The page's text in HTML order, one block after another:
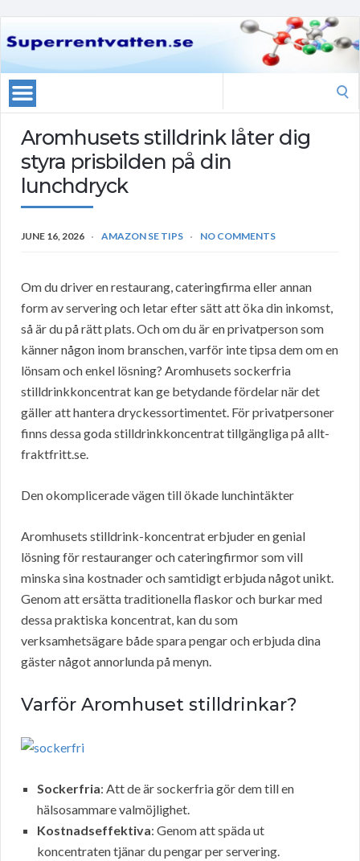
Aromhusets stilldrink låter dig
styra prisbilden på din
lunchdryck
JUNE 16, 2026 AMAZON SE TIPS NO COMMENTS
Om du driver en restaurang, cateringfirma eller annan
form av servering och letar efter sätt att öka din inkomst,
så är du på rätt plats. Och om du är en privatperson som
känner någon inom branschen, varför inte tipsa dem om en
lönsam och enkel lösning? Aromhusets sockerfria
stilldrinkkoncentrat kan ge betydande fördelar när det
gäller att hantera dryckessortimentet. För privatpersoner
finns dessa goda stilldrinkkoncentrat tillgängliga på allt-
fraktfritt.se.
Den okomplicerade vägen till ökade lunchintäkter
Aromhusets stilldrink-koncentrat erbjuder en genial
lösning för restauranger och cateringfirmor som vill
minska sina kostnader och samtidigt erbjuda något unikt.
Genom att ersätta traditionella flaskor och burkar med
dessa praktiska koncentrat, kan du som
verksamhetsägare både spara pengar och erbjuda dina
gäster något annorlunda på menyn.
Varför Aromhuset stilldrinkar?
Sockerfria: Att de är sockerfria gör dem till en
hälsosammare valmöjlighet.
Kostnadseffektiva: Genom att späda ut
koncentraten tjänar du pengar per servering.